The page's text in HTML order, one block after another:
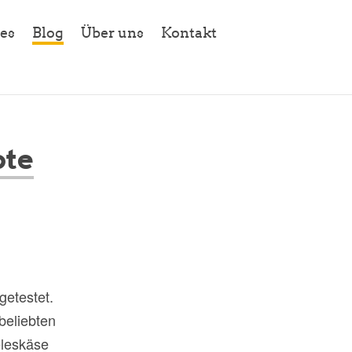
Blog Über uns Kontakt